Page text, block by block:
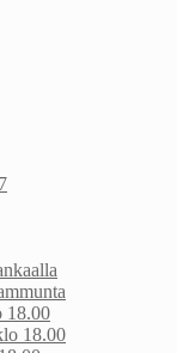
18.00
18.00